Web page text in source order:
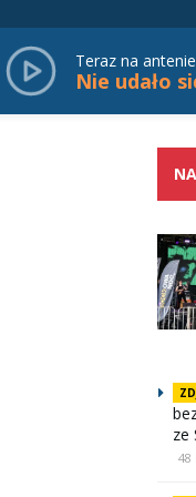
Teraz na antenie
ze
48